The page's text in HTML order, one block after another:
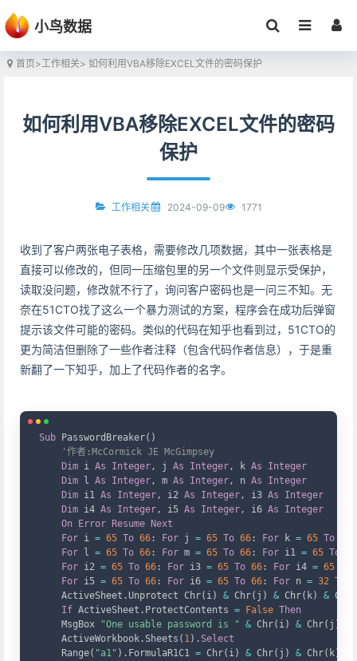
小鸟数据
首页>工作相关> 如何利用VBA移除EXCEL文件的密码保护
如何利用VBA移除EXCEL文件的密码
保护
工作相关 2024-09-09 1771
收到了客户两张电子表格，需要修改几项数据，其中一张表格是
直接可以修改的，但同一压缩包里的另一个文件则显示受保护，
读取没问题，修改就不行了，询问客户密码也是一问三不知。无
奈在51CTO找了这么一个暴力测试的方案，程序会在成功后弹窗
提示该文件可能的密码。类似的代码在知乎也看到过，51CTO的
更为简洁但删除了一些作者注释（包含代码作者信息），于是重
新翻了一下知乎，加上了代码作者的名字。
Sub PasswordBreaker( )
'作者:McCormick JE McGimpsey
Dim i As Integer, j As Integer, k As
Integer
Dim l As Integer, m As Integer, n As
Integer
Dim i1 As Integer, i2 As Integer, i3 As
Integer
Dim i4 As Integer, i5 As Integer, i6 As
Integer
On
Error Resume
Next
For i = 65 To 66 : For j = 65 To 66 : For k = 65 To
For l = 65 To 66 : For m = 65 To 66 : For i1 = 65 To
For i2 = 65 To 66 : For i3 = 65 To 66 : For i4 = 65
For i5 = 65 To 66 : For i6 = 65 To 66 : For n = 32 To
    ActiveSheet
. Unprotect Chr( i) & Chr( j ) & Chr( k) & Chr
If ActiveSheet . ProtectContents = False Then
    MsgBox
"One usable password is " & Chr( i) & Chr( j )
    ActiveWorkbook
. Sheets ( 1) . Select
    Range
( "a1" ) . FormulaR1C1 = Chr( i) & Chr( j ) & Chr( k)